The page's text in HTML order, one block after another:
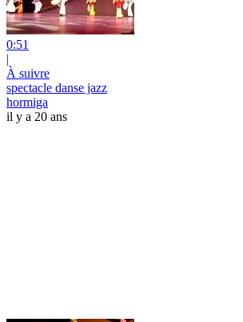
0:51
|
À suivre
spectacle danse jazz
hormiga
il y a 20 ans